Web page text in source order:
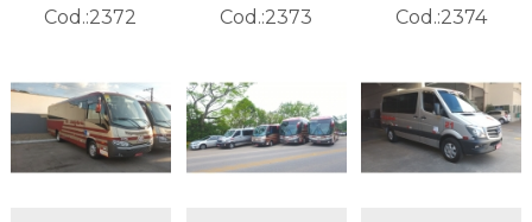
Cod.:2372 Cod.:2373 Cod.:2374